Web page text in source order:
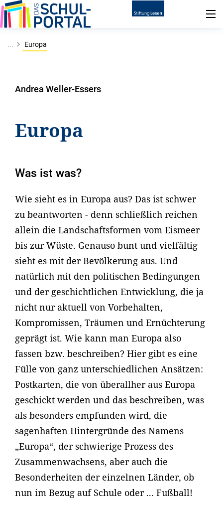
... Europa
Andrea Weller-Essers
Europa
Was ist was?
Wie sieht es in Europa aus? Das ist schwer
zu beantworten - denn schließlich reichen
allein die Landschaftsformen vom Eismeer
bis zur Wüste. Genauso bunt und vielfältig
sieht es mit der Bevölkerung aus. Und
natürlich mit den politischen Bedingungen
und der geschichtlichen Entwicklung, die ja
nicht nur aktuell von Vorbehalten,
Kompromissen, Träumen und Ernüchterung
geprägt ist. Wie kann man Europa also
fassen bzw. beschreiben? Hier gibt es eine
Fülle von ganz unterschiedlichen Ansätzen:
Postkarten, die von überallher aus Europa
geschickt werden und das beschreiben, was
als besonders empfunden wird, die
sagenhaften Hintergründe des Namens
„Europa“, der schwierige Prozess des
Zusammenwachsens, aber auch die
Besonderheiten der einzelnen Länder, ob
nun im Bezug auf Schule oder ... Fußball!